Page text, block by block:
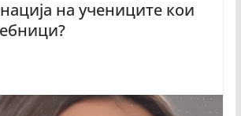
на учениците кои